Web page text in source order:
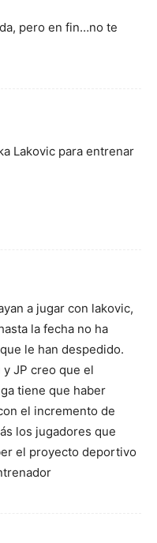
pero en fin…no te
Lakovic para entrenar
a jugar con lakovic,
la fecha no ha
le han despedido.
JP creo que el
tiene que haber
el incremento de
los jugadores que
el proyecto deportivo